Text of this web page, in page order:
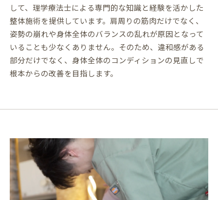
して、理学療法士による専門的な知識と経験を活かした
整体施術を提供しています。肩周りの筋肉だけでなく、
姿勢の崩れや身体全体のバランスの乱れが原因となって
いることも少なくありません。そのため、違和感がある
部分だけでなく、身体全体のコンディションの見直しで
根本からの改善を目指します。